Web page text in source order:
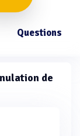
Questions
de